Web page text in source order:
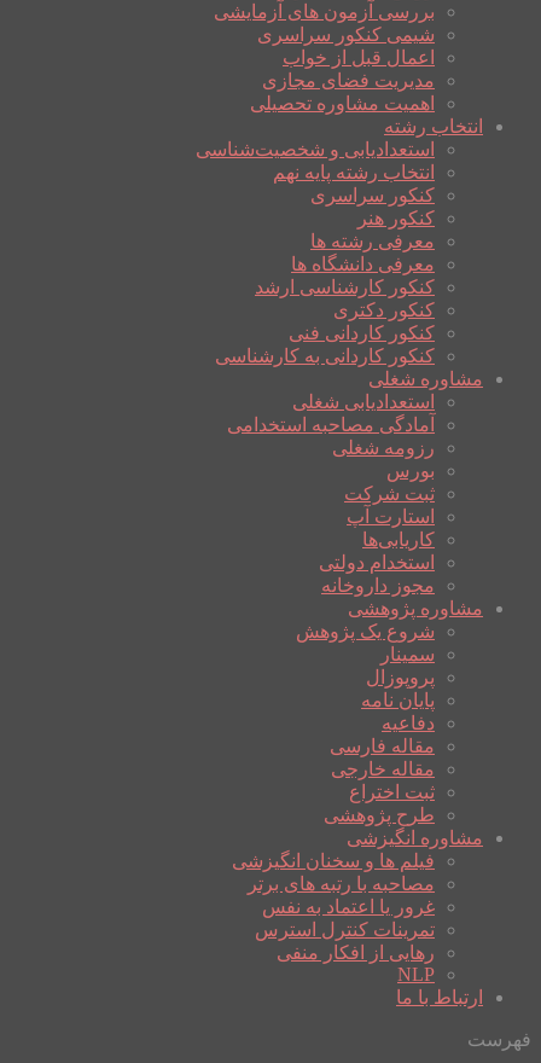
بررسی آزمون های آزمایشی
شیمی کنکور سراسری
اعمال قبل از خواب
مدیریت فضای مجازی
اهمیت مشاوره تحصیلی
انتخاب رشته
استعدادیابی و شخصیت‌شناسی
انتخاب رشته پایه نهم
کنکور سراسری
کنکور هنر
معرفی رشته ها
معرفی دانشگاه ها
کنکور کارشناسی ارشد
کنکور دکتری
کنکور کاردانی فنی
کنکور کاردانی به کارشناسی
مشاوره شغلی
استعدادیابی شغلی
آمادگی مصاحبه استخدامی
رزومه شغلی
بورس
ثبت شرکت
استارت آپ
کاریابی‌ها
استخدام دولتی
مجوز داروخانه
مشاوره پژوهشی
شروع یک پژوهش
سمینار
پروپوزال
پایان نامه
دفاعیه
مقاله فارسی
مقاله خارجی
ثبت اختراع
طرح پژوهشی
مشاوره انگیزشی
فیلم ها و سخنان انگیزشی
مصاحبه با رتبه های برتر
غرور یا اعتماد به نفس
تمرینات کنترل استرس
رهایی از افکار منفی
NLP
ارتباط با ما
فهرست